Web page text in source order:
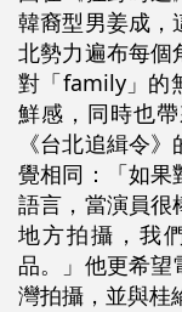
韓裔型男姜成，
北勢力遍布每個
對「family」的
鮮感，同時也
《台北追緝令
覺相同：「如果
語言，當演員很
地方拍攝，我
品。」他更希望
灣拍攝，並與桂